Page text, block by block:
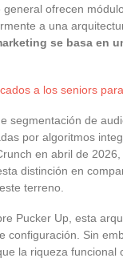
ofrecen
a una
se basa en
a los seniors
segmentación de
por algoritmos
en abril de 2026,
distinción en
terreno.
Pucker Up, esta
configuración. Sin
la riqueza funcional